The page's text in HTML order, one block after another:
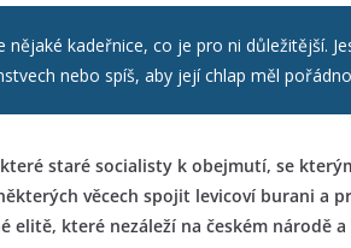
nějaké kadeřnice, co je pro ni důležitější.
nebo spíš, aby její chlap měl
staré socialisty k obejmutí, se
věcech spojit levicoví burani a
elitě, které nezáleží na českém národě a